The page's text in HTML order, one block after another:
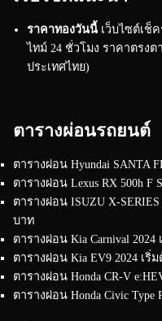
ราคาทองวันนี้ เว็บไซต์เช็
ไทม์ 24 ชั่วโมง ราคาตรง
ประเทศไทย)
ตารางผ่อนรถยนต์
ตารางผ่อน Hyundai SANTA
ตารางผ่อน Lexus RX 500h F
ตารางผ่อน ISUZU X-
บาท
ตารางผ่อน Kia Carnival
ตารางผ่อน Kia EV9 2024 เริ่
ตารางผ่อน Honda CR-V
ตารางผ่อน Honda Civic Type